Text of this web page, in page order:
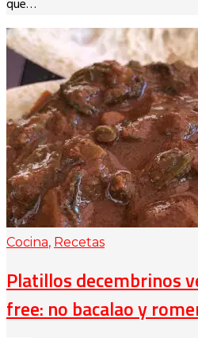
que…
Cocina, Recetas
Platillos decembrinos
free: no bacalao y